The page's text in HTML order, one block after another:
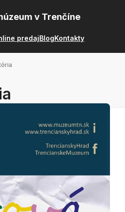
v Trenčíne
predajBlogKontakty